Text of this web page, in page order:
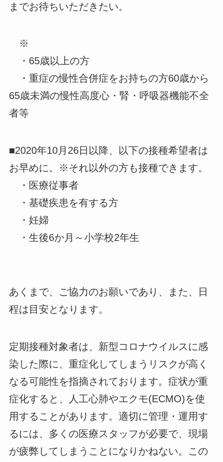
までお待ちいただきたい。
※
・65歳以上の方
・重症の慢性合併症をお持ちの方60歳から
65歳未満の慢性高度心・腎・呼吸器機能不全
者等
■2020年10月26日以降、以下の接種希望者は
お早めに。※それ以外の方も接種できます。
・医療従事者
・基礎疾患を有する方
・妊婦
・生後6か月～小学校2年生
あくまで、ご協力のお願いであり、また、日
程は目安となります。
定期接種対象者は、新型コロナウイルスに感
染した際に、重症化してしまうリスクが高く
なる可能性を指摘されております。症状が重
症化すると、人工心肺やエクモ(ECMO)を使
用することがあります。適切に管理・運用す
るには、多くの医療スタッフが必要で、現場
が疲弊してしまうことになりかねない。この